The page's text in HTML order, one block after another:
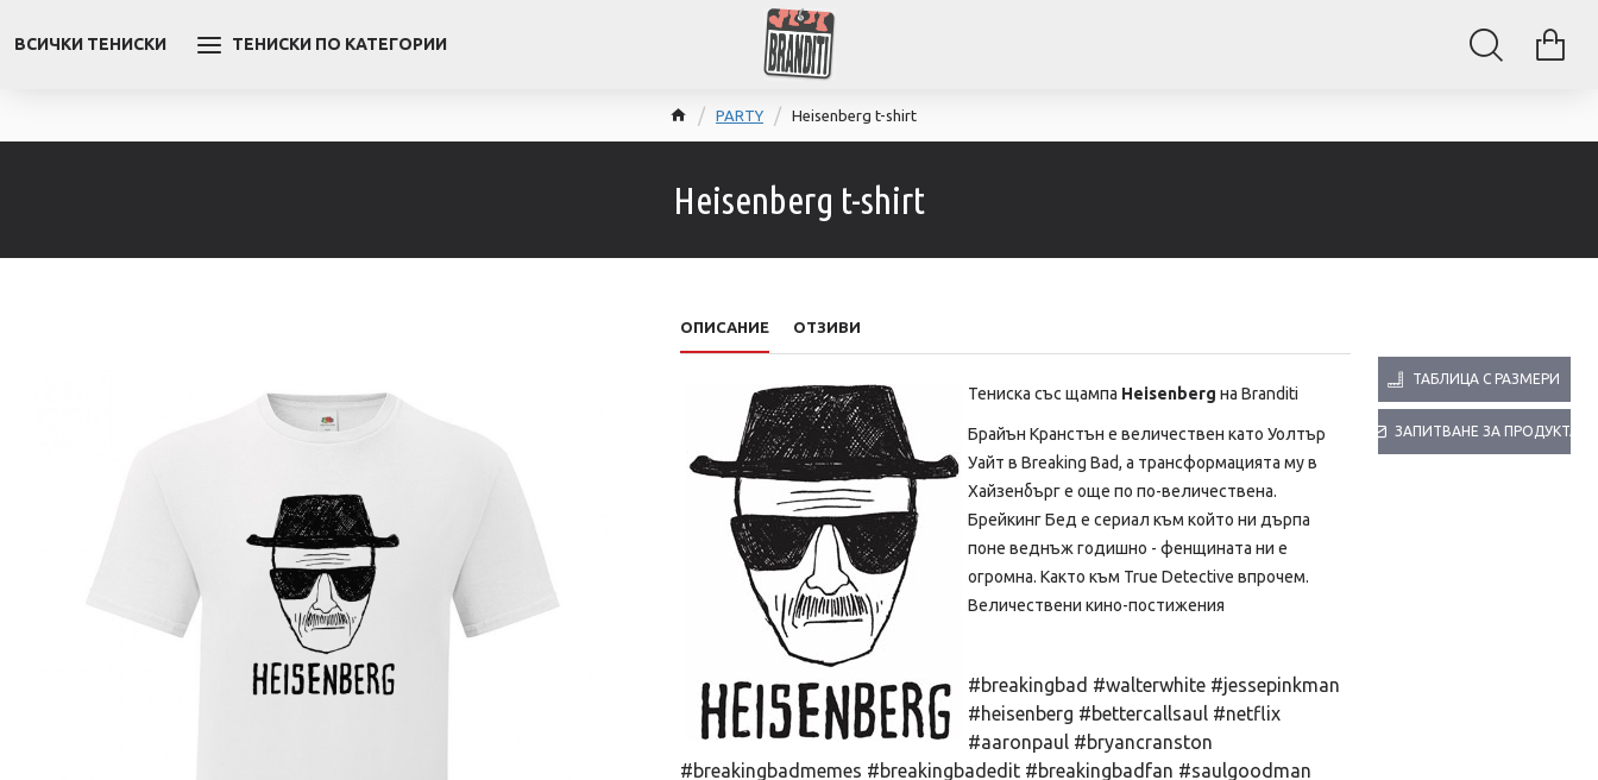
ВСИЧКИ ТЕНИСКИ ТЕНИСКИ ПО КАТЕГОРИИ
PARTY Heisenberg t-shirt
Heisenberg t-shirt
ОПИСАНИЕ ОТЗИВИ
Тениска със щампа Heisenberg на Branditi
Брайън Кранстън е величествен като Уолтър
Уайт в Breaking Bad, a трансформацията му в
Хайзенбърг е още по по-величествена.
Брейкинг Бед е сериал към който ни дърпа
поне веднъж годишно - фенщината ни е
огромна. Както към True Detective впрочем.
Величествени кино-постижения
#breakingbad #walterwhite #jessepinkman
#heisenberg #bettercallsaul #netflix
#aaronpaul #bryancranston
#breakingbadmemes #breakingbadedit #breakingbadfan #saulgoodman
ТАБЛИЦА С РАЗМЕРИ
ЗАПИТВАНЕ ЗА ПРОДУКТА